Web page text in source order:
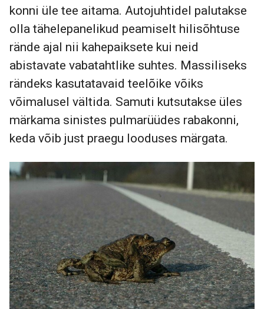
konni üle tee aitama. Autojuhtidel palutakse
olla tähelepanelikud peamiselt hilisõhtuse
rände ajal nii kahepaiksete kui neid
abistavate vabatahtlike suhtes. Massiliseks
rändeks kasutatavaid teelõike võiks
võimalusel vältida. Samuti kutsutakse üles
märkama sinistes pulmarüüdes rabakonni,
keda võib just praegu looduses märgata.